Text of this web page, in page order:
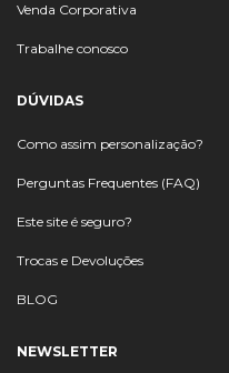
Venda Corporativa
Trabalhe conosco
DÚVIDAS
Como assim personalização?
Perguntas Frequentes (FAQ)
Este site é seguro?
Trocas e Devoluções
BLOG
NEWSLETTER